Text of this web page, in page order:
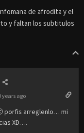
de afrodita y el
y faltan los subtitulos
years ago
porfis arreglenlo… mi
XD….